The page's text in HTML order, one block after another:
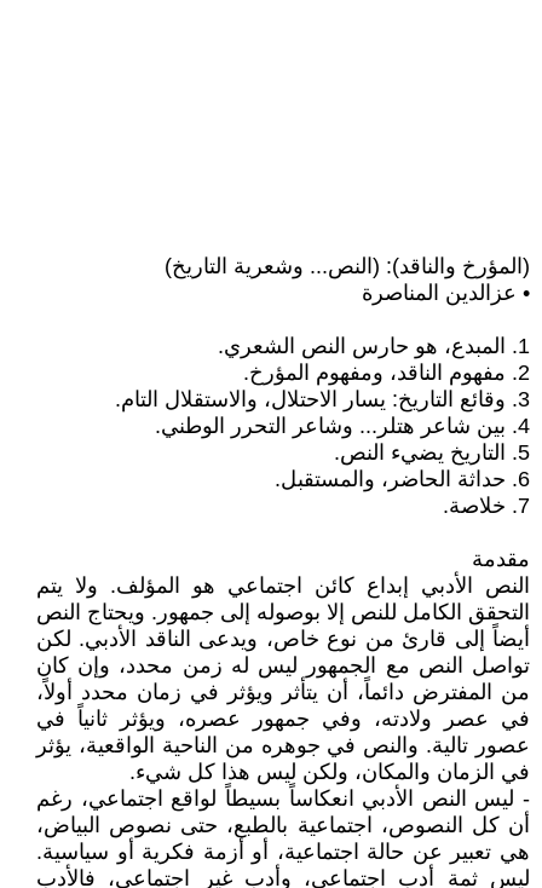
(المؤرخ والناقد): (النص... وشعرية التاريخ)
• عزالدين المناصرة
1. المبدع، هو حارس النص الشعري.
2. مفهوم الناقد، ومفهوم المؤرخ.
3. وقائع التاريخ: يسار الاحتلال، والاستقلال التام.
4. بين شاعر هتلر... وشاعر التحرر الوطني.
5. التاريخ يضيء النص.
6. حداثة الحاضر، والمستقبل.
7. خلاصة.
مقدمة
النص الأدبي إبداع كائن اجتماعي هو المؤلف. ولا يتم
التحقق الكامل للنص إلا بوصوله إلى جمهور. ويحتاج النص
أيضاً إلى قارئ من نوع خاص، ويدعى الناقد الأدبي. لكن
تواصل النص مع الجمهور ليس له زمن محدد، وإن كان
من المفترض دائماً، أن يتأثر ويؤثر في زمان محدد أولاً،
في عصر ولادته، وفي جمهور عصره، ويؤثر ثانياً في
عصور تالية. والنص في جوهره من الناحية الواقعية، يؤثر
في الزمان والمكان، ولكن ليس هذا كل شيء.
- ليس النص الأدبي انعكاساً بسيطاً لواقع اجتماعي، رغم
أن كل النصوص، اجتماعية بالطبع، حتى نصوص البياض،
هي تعبير عن حالة اجتماعية، أو أزمة فكرية أو سياسية.
ليس ثمة أدب اجتماعي، وأدب غير اجتماعي، فالأدب